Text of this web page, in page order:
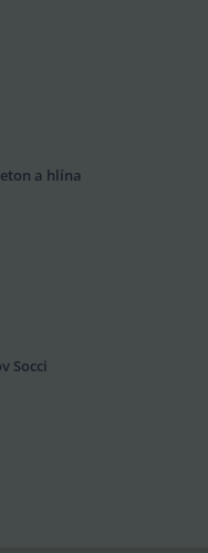
a hlína
Socci